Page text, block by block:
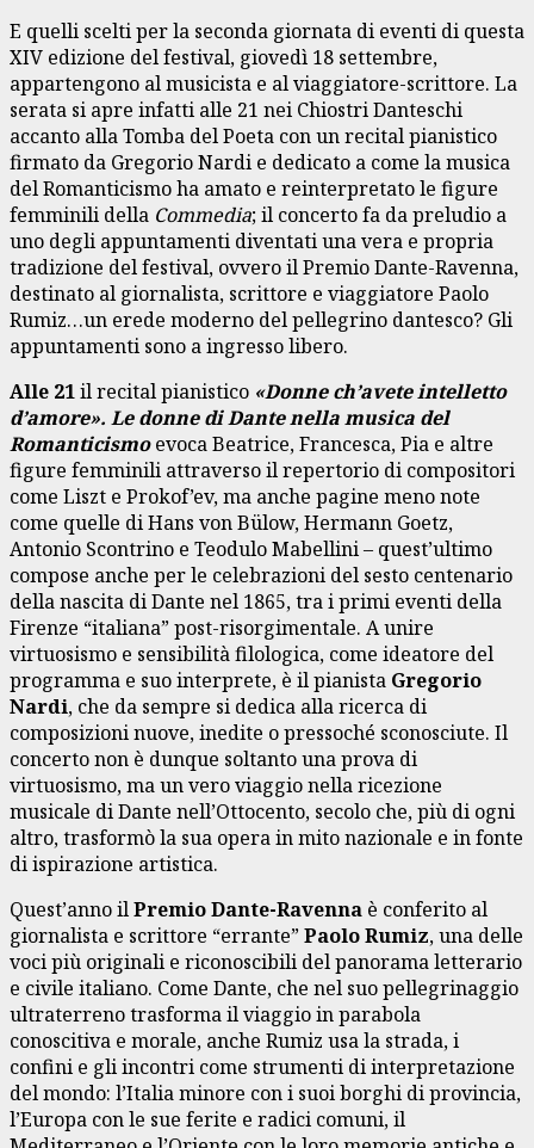
E quelli scelti per la seconda giornata di eventi di questa
XIV edizione del festival, giovedì 18 settembre,
appartengono al musicista e al viaggiatore-scrittore. La
serata si apre infatti alle 21 nei Chiostri Danteschi
accanto alla Tomba del Poeta con un recital pianistico
firmato da Gregorio Nardi e dedicato a come la musica
del Romanticismo ha amato e reinterpretato le figure
femminili della Commedia; il concerto fa da preludio a
uno degli appuntamenti diventati una vera e propria
tradizione del festival, ovvero il Premio Dante-Ravenna,
destinato al giornalista, scrittore e viaggiatore Paolo
Rumiz…un erede moderno del pellegrino dantesco? Gli
appuntamenti sono a ingresso libero.
Alle 21il recital pianistico «Donne ch’avete intelletto
d’amore». Le donne di Dante nella musica del
Romanticismoevoca Beatrice, Francesca, Pia e altre
figure femminili attraverso il repertorio di compositori
come Liszt e Prokof’ev, ma anche pagine meno note
come quelle di Hans von Bülow, Hermann Goetz,
Antonio Scontrino e Teodulo Mabellini – quest’ultimo
compose anche per le celebrazioni del sesto centenario
della nascita di Dante nel 1865, tra i primi eventi della
Firenze “italiana” post-risorgimentale. A unire
virtuosismo e sensibilità filologica, come ideatore del
programma e suo interprete, è il pianista Gregorio
Nardi, che da sempre si dedica alla ricerca di
composizioni nuove, inedite o pressoché sconosciute. Il
concerto non è dunque soltanto una prova di
virtuosismo, ma un vero viaggio nella ricezione
musicale di Dante nell’Ottocento, secolo che, più di ogni
altro, trasformò la sua opera in mito nazionale e in fonte
di ispirazione artistica.
Quest’anno ilPremio Dante-Ravenna è conferito al
giornalista e scrittore “errante”Paolo Rumiz, una delle
voci più originali e riconoscibili del panorama letterario
e civile italiano. Come Dante, che nel suo pellegrinaggio
ultraterreno trasforma il viaggio in parabola
conoscitiva e morale, anche Rumiz usa la strada, i
confini e gli incontri come strumenti di interpretazione
del mondo: l’Italia minore con i suoi borghi di provincia,
l’Europa con le sue ferite e radici comuni, il